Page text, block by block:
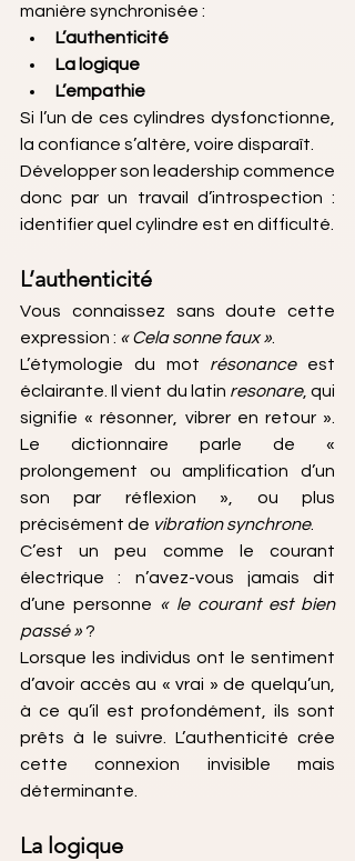
manière synchronisée :
L’authenticité
La logique
L’empathie
Si l’un de ces cylindres dysfonctionne,
la confiance s’altère, voire disparaît.
Développer son leadership commence
donc par un travail d’introspection :
identifier quel cylindre est en difficulté.
L’authenticité
Vous connaissez sans doute cette
expression : « Cela sonne faux ».
L’étymologie du mot résonance est
éclairante. Il vient du latin resonare, qui
signifie « résonner, vibrer en retour ».
Le dictionnaire parle de «
prolongement ou amplification d’un
son par réflexion », ou plus
précisément de vibration synchrone.
C’est un peu comme le courant
électrique : n’avez-vous jamais dit
d’une personne « le courant est bien
passé » ?
Lorsque les individus ont le sentiment
d’avoir accès au « vrai » de quelqu’un,
à ce qu’il est profondément, ils sont
prêts à le suivre. L’authenticité crée
cette connexion invisible mais
déterminante.
La logique